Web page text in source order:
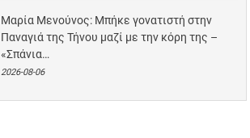
Μαρία Μενούνος: Μπήκε γονατιστή στην
Παναγιά της Τήνου μαζί με την κόρη της –
«Σπάνια…
2026-08-06